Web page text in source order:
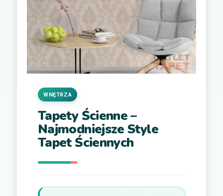
Tapety Ścienne –
Najmodniejsze Style
Tapet Ściennych
WNĘTRZA